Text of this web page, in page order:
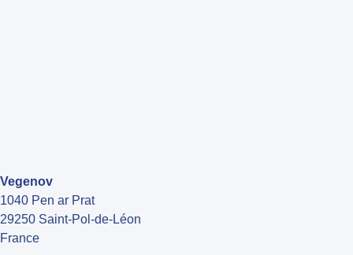
Vegenov
1040 Pen ar Prat
29250 Saint-Pol-de-Léon
France